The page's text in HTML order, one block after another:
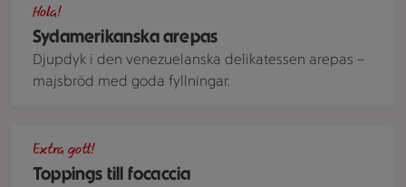
Sydamerikanska arepas
Hola!
Djupdyk i den venezuelanska delikatessen arepas –
majsbröd med goda fyllningar.
Toppings till focaccia
Extra gott!